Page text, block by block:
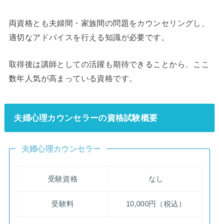
両資格とも夫婦間・家族間の問題をカウンセリングし、
適切なアドバイスを行える知識が必要です。
取得後は講師としての活躍も期待できることから、ここ
数年人気が高まっている資格です。
夫婦心理カウンセラーの資格試験概要
夫婦心理カウンセラー
受験資格 なし
受験料 10,000円（税込）